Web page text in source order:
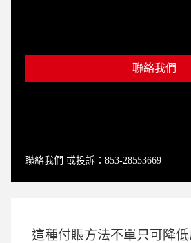
聯絡我們
聯絡我們 或投訴：853-28553669
這種付賬方法不單只可降